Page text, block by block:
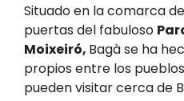
Situado en la comarca
puertas del fabuloso
Moixeiró, Bagà se ha
propios entre los
pueden visitar cerca de